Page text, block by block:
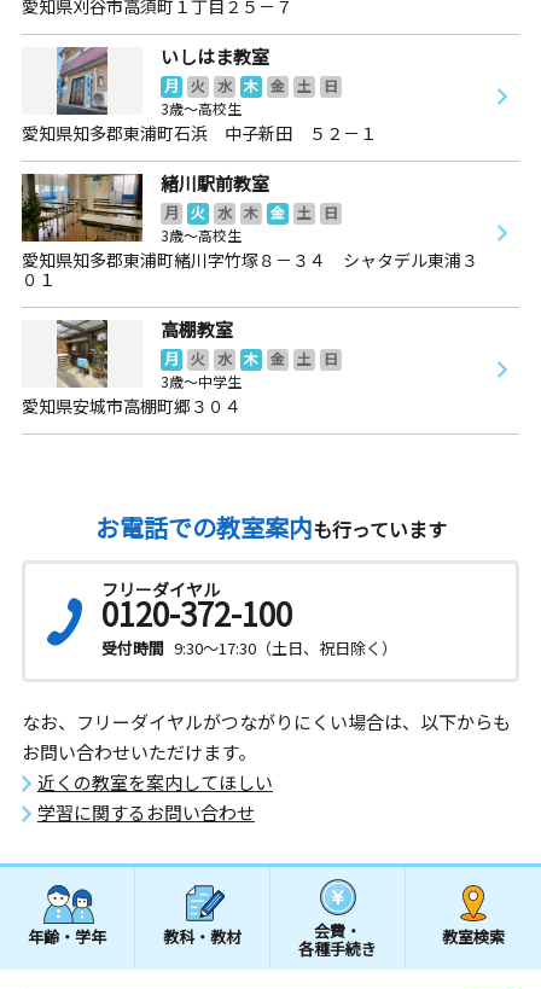
愛知県刈谷市高須町１丁目２５－７
いしはま教室
月 火 水 木 金 土
日
3歳～高校生
愛知県知多郡東浦町石浜 中子新田 ５２－１
緒川駅前教室
月 火 水 木 金 土
日
3歳～高校生
愛知県知多郡東浦町緒川字竹塚８－３４ シャタデル東浦３
０１
高棚教室
月 火 水 木 金 土
日
3歳～中学生
愛知県安城市高棚町郷３０４
お電話での教室案内も行っています
フリーダイヤル
0120-372-100
受付時間 9:30～17:30（土日、祝日除く）
なお、フリーダイヤルがつながりにくい場合は、以下からも
お問い合わせいただけます。
近くの教室を案内してほしい
学習に関するお問い合わせ
年齢・学年 教科・教材 会費・
各種手続き
教室検索